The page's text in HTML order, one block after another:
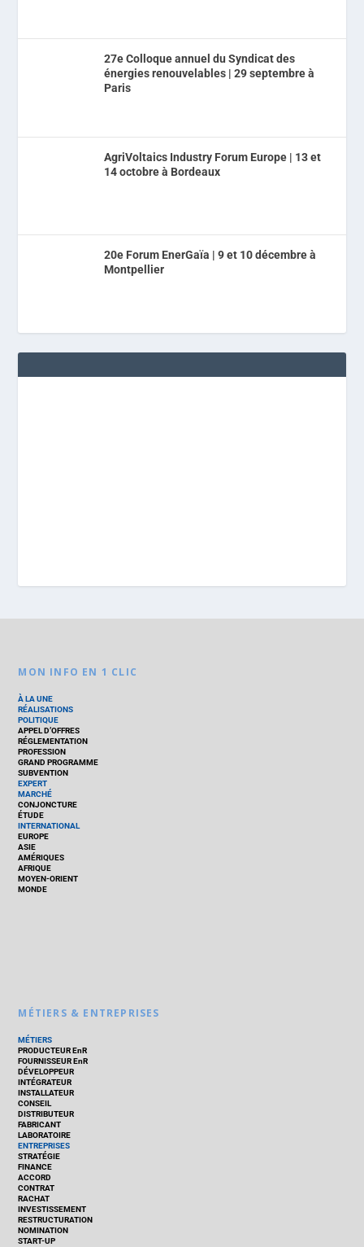
27e Colloque annuel du Syndicat des
énergies renouvelables | 29 septembre à
Paris
AgriVoltaics Industry Forum Europe | 13 et
14 octobre à Bordeaux
20e Forum EnerGaïa | 9 et 10 décembre à
Montpellier
MON INFO EN 1 CLIC
À LA UNE
RÉALISATIONS
POLITIQUE
APPEL D’OFFRES
RÉGLEMENTATION
PROFESSION
GRAND PROGRAMME
SUBVENTION
EXPERT
MARCHÉ
CONJONCTURE
ÉTUDE
INTERNATIONAL
EUROPE
ASIE
AMÉRIQUES
AFRIQUE
MOYEN-ORIENT
MONDE
MÉTIERS & ENTREPRISES
MÉTIERS
PRODUCTEUR EnR
FOURNISSEUR EnR
DÉVELOPPEUR
INTÉGRATEUR
INSTALLATEUR
CONSEIL
DISTRIBUTEUR
FABRICANT
LABORATOIRE
ENTREPRISES
STRATÉGIE
FINANCE
ACCORD
CONTRAT
RACHAT
INVESTISSEMENT
RESTRUCTURATION
NOMINATION
START-UP